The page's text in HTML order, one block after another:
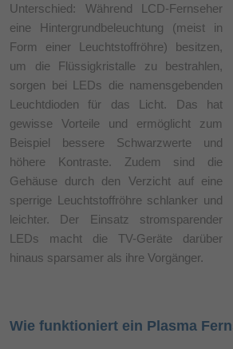
Unterschied: Während LCD-Fernseher
eine Hintergrundbeleuchtung (meist in
Form einer Leuchtstoffröhre) besitzen,
um die Flüssigkristalle zu bestrahlen,
sorgen bei LEDs die namensgebenden
Leuchtdioden für das Licht. Das hat
gewisse Vorteile und ermöglicht zum
Beispiel bessere Schwarzwerte und
höhere Kontraste. Zudem sind die
Gehäuse durch den Verzicht auf eine
sperrige Leuchtstoffröhre schlanker und
leichter. Der Einsatz stromsparender
LEDs macht die TV-Geräte darüber
hinaus sparsamer als ihre Vorgänger.
Wie funktioniert ein Plasma